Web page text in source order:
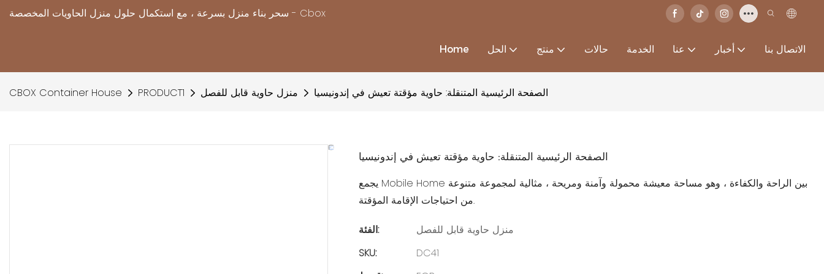
سحر بناء منزل بسرعة ، مع استكمال حلول منزل الحاويات المخصصة - Cbox
Home الحل منتج حالات الخدمة عنا أخبار الاتصال بنا
CBOX Container House PRODUCT1 منزل حاوية قابل للفصل الصفحة الرئيسية المتنقلة: حاوية مؤقتة تعيش في إندونيسيا
الصفحة الرئيسية المتنقلة: حاوية مؤقتة تعيش في إندونيسيا
يجمع Mobile Home بين الراحة والكفاءة ، وهو مساحة معيشة محمولة وآمنة ومريحة ، مثالية لمجموعة متنوعة
من احتياجات الإقامة المؤقتة.
الفئة:
منزل حاوية قابل للفصل
SKU:
DC41